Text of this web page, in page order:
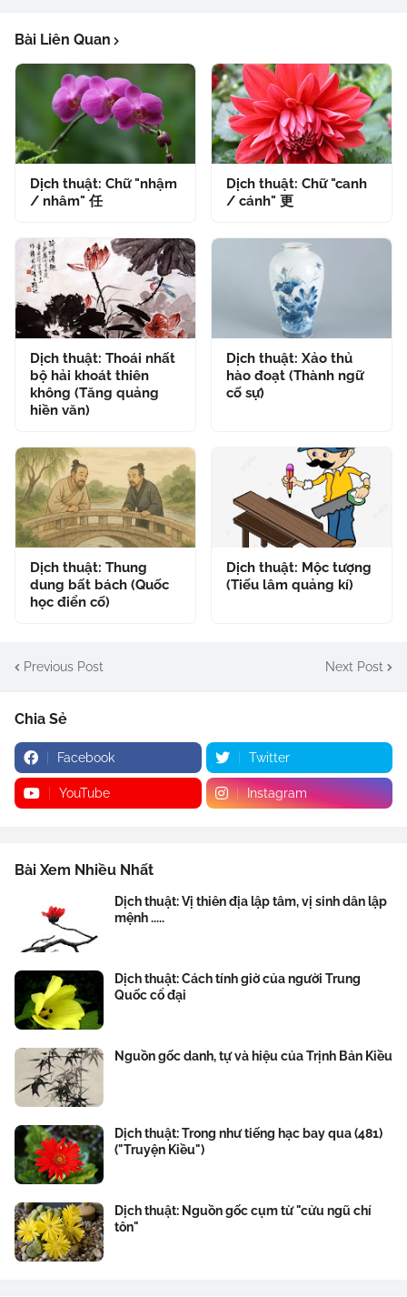
Bài Liên Quan
Dịch thuật: Chữ "nhậm
/ nhâm" 任
Dịch thuật: Chữ "canh
/ cánh" 更
Dịch thuật: Thoái nhất
bộ hải khoát thiên
không (Tăng quảng
hiền văn)
Dịch thuật: Xảo thủ
hào đoạt (Thành ngữ
cố sự)
Dịch thuật: Thung
dung bất bách (Quốc
học điển cố)
Dịch thuật: Mộc tượng
(Tiếu lâm quảng kí)
Previous Post Next Post
Chia Sẻ
Facebook Twitter
YouTube Instagram
Bài Xem Nhiều Nhất
Dịch thuật: Vị thiên địa lập tâm, vị sinh dân lập
mệnh .....
Dịch thuật: Cách tính giờ của người Trung
Quốc cổ đại
Nguồn gốc danh, tự và hiệu của Trịnh Bản Kiều
Dịch thuật: Trong như tiếng hạc bay qua (481)
("Truyện Kiều")
Dịch thuật: Nguồn gốc cụm từ "cửu ngũ chí
tôn"